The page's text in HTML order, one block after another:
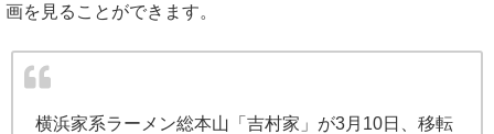
画を見ることができます。
横浜家系ラーメン総本山「吉村家」が3月10日、移転